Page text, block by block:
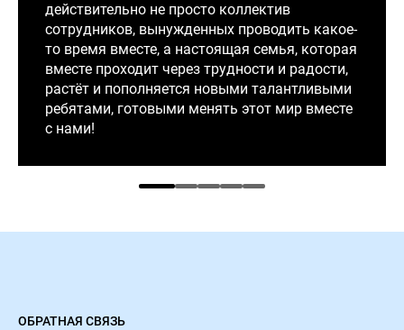
действительно не просто коллектив
сотрудников, вынужденных проводить какое-
то время вместе, а настоящая семья, которая
вместе проходит через трудности и радости,
растёт и пополняется новыми талантливыми
ребятами, готовыми менять этот мир вместе
с нами!
ОБРАТНАЯ СВЯЗЬ